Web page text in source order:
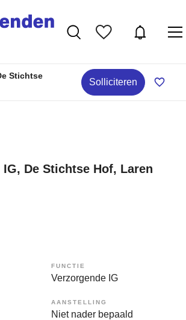
Stichtse
Solliciteren
IG, De Stichtse Hof, Laren
FUNCTIE
Verzorgende IG
AANSTELLING
Niet nader bepaald